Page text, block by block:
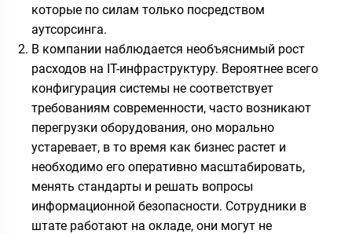
которые по силам только посредством
аутсорсинга.
В компании наблюдается необъяснимый рост
расходов на IT-инфраструктуру. Вероятнее всего
конфигурация системы не соответствует
требованиям современности, часто возникают
перегрузки оборудования, оно морально
устаревает, в то время как бизнес растет и
необходимо его оперативно масштабировать,
менять стандарты и решать вопросы
информационной безопасности. Сотрудники в
штате работают на окладе, они могут не